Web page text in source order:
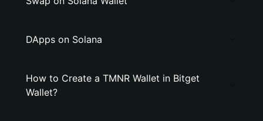
DApps on Solana
How to Create a TMNR Wallet in Bitget
Wallet?